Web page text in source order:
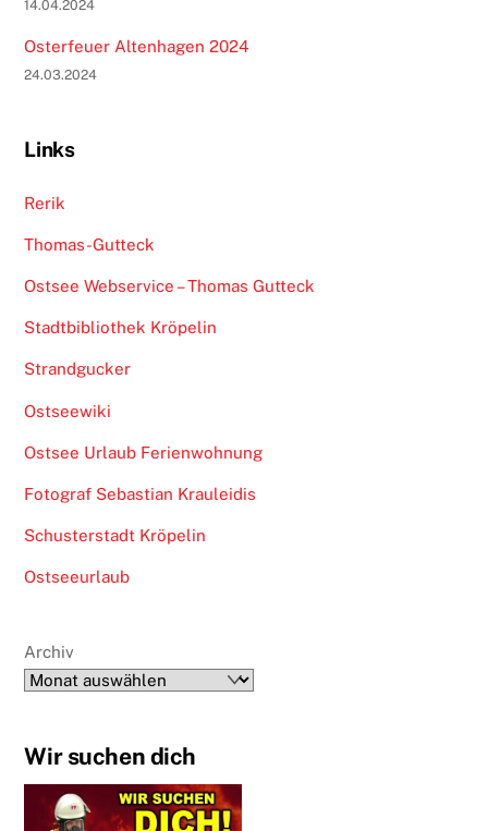
14.04.2024
Osterfeuer Altenhagen 2024
24.03.2024
Links
Rerik
Thomas-Gutteck
Ostsee Webservice – Thomas Gutteck
Stadtbibliothek Kröpelin
Strandgucker
Ostseewiki
Ostsee Urlaub Ferienwohnung
Fotograf Sebastian Krauleidis
Schusterstadt Kröpelin
Ostseeurlaub
Archiv
Wir suchen dich